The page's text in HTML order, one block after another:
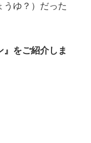
うゆ？）だった
』をご紹介しま